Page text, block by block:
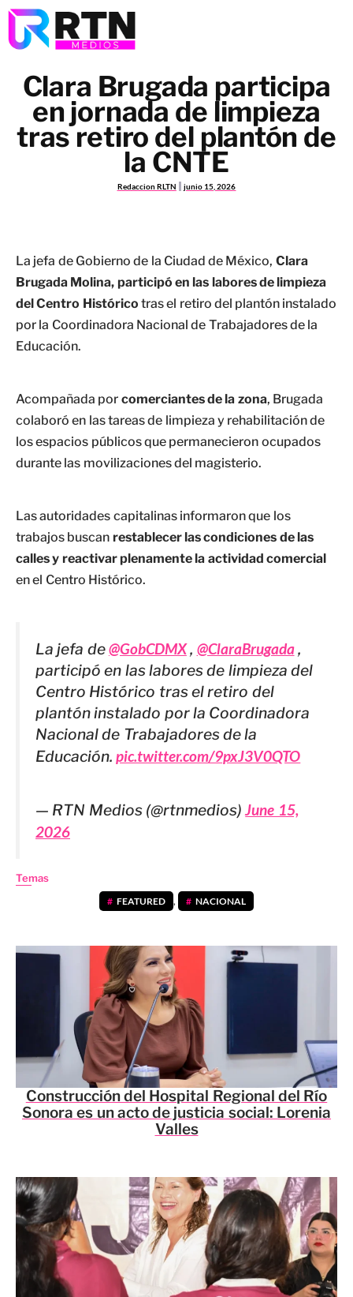
Clara Brugada participa
en jornada de limpieza
tras retiro del plantón de
la CNTE
Redaccion RLTN junio 15, 2026
La jefa de Gobierno de la Ciudad de México, Clara
Brugada Molina, participó en las labores de limpieza
del Centro Histórico tras el retiro del plantón instalado
por la Coordinadora Nacional de Trabajadores de la
Educación.
Acompañada por comerciantes de la zona, Brugada
colaboró en las tareas de limpieza y rehabilitación de
los espacios públicos que permanecieron ocupados
durante las movilizaciones del magisterio.
Las autoridades capitalinas informaron que los
trabajos buscan restablecer las condiciones de las
calles y reactivar plenamente la actividad comercial
en el Centro Histórico.
La jefa de@GobCDMX, @ClaraBrugada,
participó en las labores de limpieza del
Centro Histórico tras el retiro del
plantón instalado por la Coordinadora
Nacional de Trabajadores de la
Educación.pic.twitter.com/9pxJ3V0QTO
— RTN Medios (@rtnmedios)June 15,
2026
Temas
FEATURED , NACIONAL
Construcción del Hospital Regional del Río
Sonora es un acto de justicia social: Lorenia
Valles